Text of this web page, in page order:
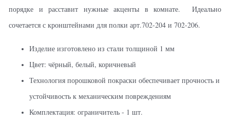
порядке и расставит нужные акценты в комнате. Идеально
сочетается с кронштейнами для полки арт.702-204 и 702-206.
Изделие изготовлено из стали толщиной 1 мм
Цвет: чёрный, белый, коричневый
Технология порошковой покраски обеспечивает прочность и
устойчивость к механическим повреждениям
Комплектация: ограничитель - 1 шт.